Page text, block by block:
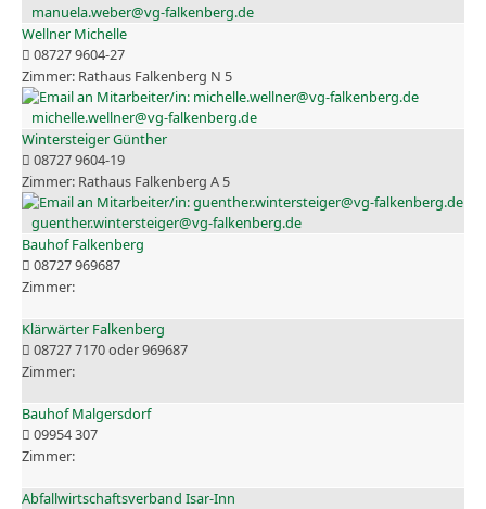
manuela.weber@vg-falkenberg.de
Wellner Michelle
08727 9604-27
Rathaus Falkenberg N 5
michelle.wellner@vg-falkenberg.de
Wintersteiger Günther
08727 9604-19
Rathaus Falkenberg A 5
guenther.wintersteiger@vg-falkenberg.de
Bauhof Falkenberg
08727 969687
Klärwärter Falkenberg
08727 7170 oder 969687
Bauhof Malgersdorf
09954 307
Abfallwirtschaftsverband Isar-Inn